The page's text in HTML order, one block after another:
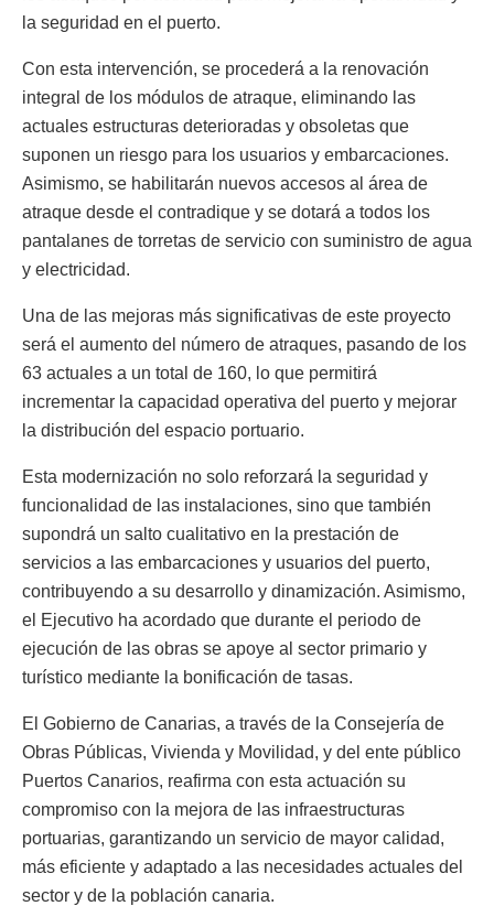
la seguridad en el puerto.
Con esta intervención, se procederá a la renovación
integral de los módulos de atraque, eliminando las
actuales estructuras deterioradas y obsoletas que
suponen un riesgo para los usuarios y embarcaciones.
Asimismo, se habilitarán nuevos accesos al área de
atraque desde el contradique y se dotará a todos los
pantalanes de torretas de servicio con suministro de agua
y electricidad.
Una de las mejoras más significativas de este proyecto
será el aumento del número de atraques, pasando de los
63 actuales a un total de 160, lo que permitirá
incrementar la capacidad operativa del puerto y mejorar
la distribución del espacio portuario.
Esta modernización no solo reforzará la seguridad y
funcionalidad de las instalaciones, sino que también
supondrá un salto cualitativo en la prestación de
servicios a las embarcaciones y usuarios del puerto,
contribuyendo a su desarrollo y dinamización. Asimismo,
el Ejecutivo ha acordado que durante el periodo de
ejecución de las obras se apoye al sector primario y
turístico mediante la bonificación de tasas.
El Gobierno de Canarias, a través de la Consejería de
Obras Públicas, Vivienda y Movilidad, y del ente público
Puertos Canarios, reafirma con esta actuación su
compromiso con la mejora de las infraestructuras
portuarias, garantizando un servicio de mayor calidad,
más eficiente y adaptado a las necesidades actuales del
sector y de la población canaria.